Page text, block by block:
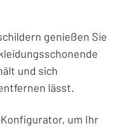
genießen Sie
und sich
lässt.
um Ihr